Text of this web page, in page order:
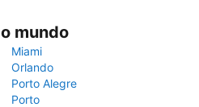
mundo
Miami
Orlando
Porto Alegre
Porto